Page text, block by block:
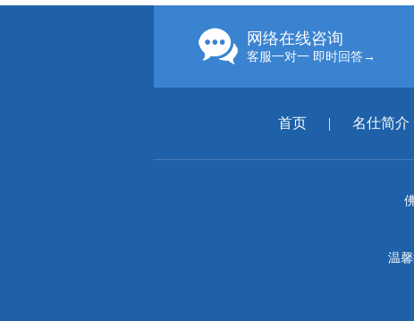
网络在线咨询
客服一对一 即时回答→
首页 | 名仕简介
温